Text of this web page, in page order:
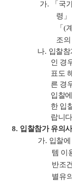
가. 「 국
령 」
「 (
조
나. 입찰
인 경
표도
른 경
입찰
한 입
랍니다
8. 입찰참가 유의
가. 입찰
템 이
반조건
별유